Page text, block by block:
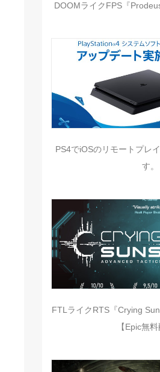
DOOMライクFPS『
PS4でiOSのリモートプレ
す。
FTLライクRTS『Crying
【Epic無料